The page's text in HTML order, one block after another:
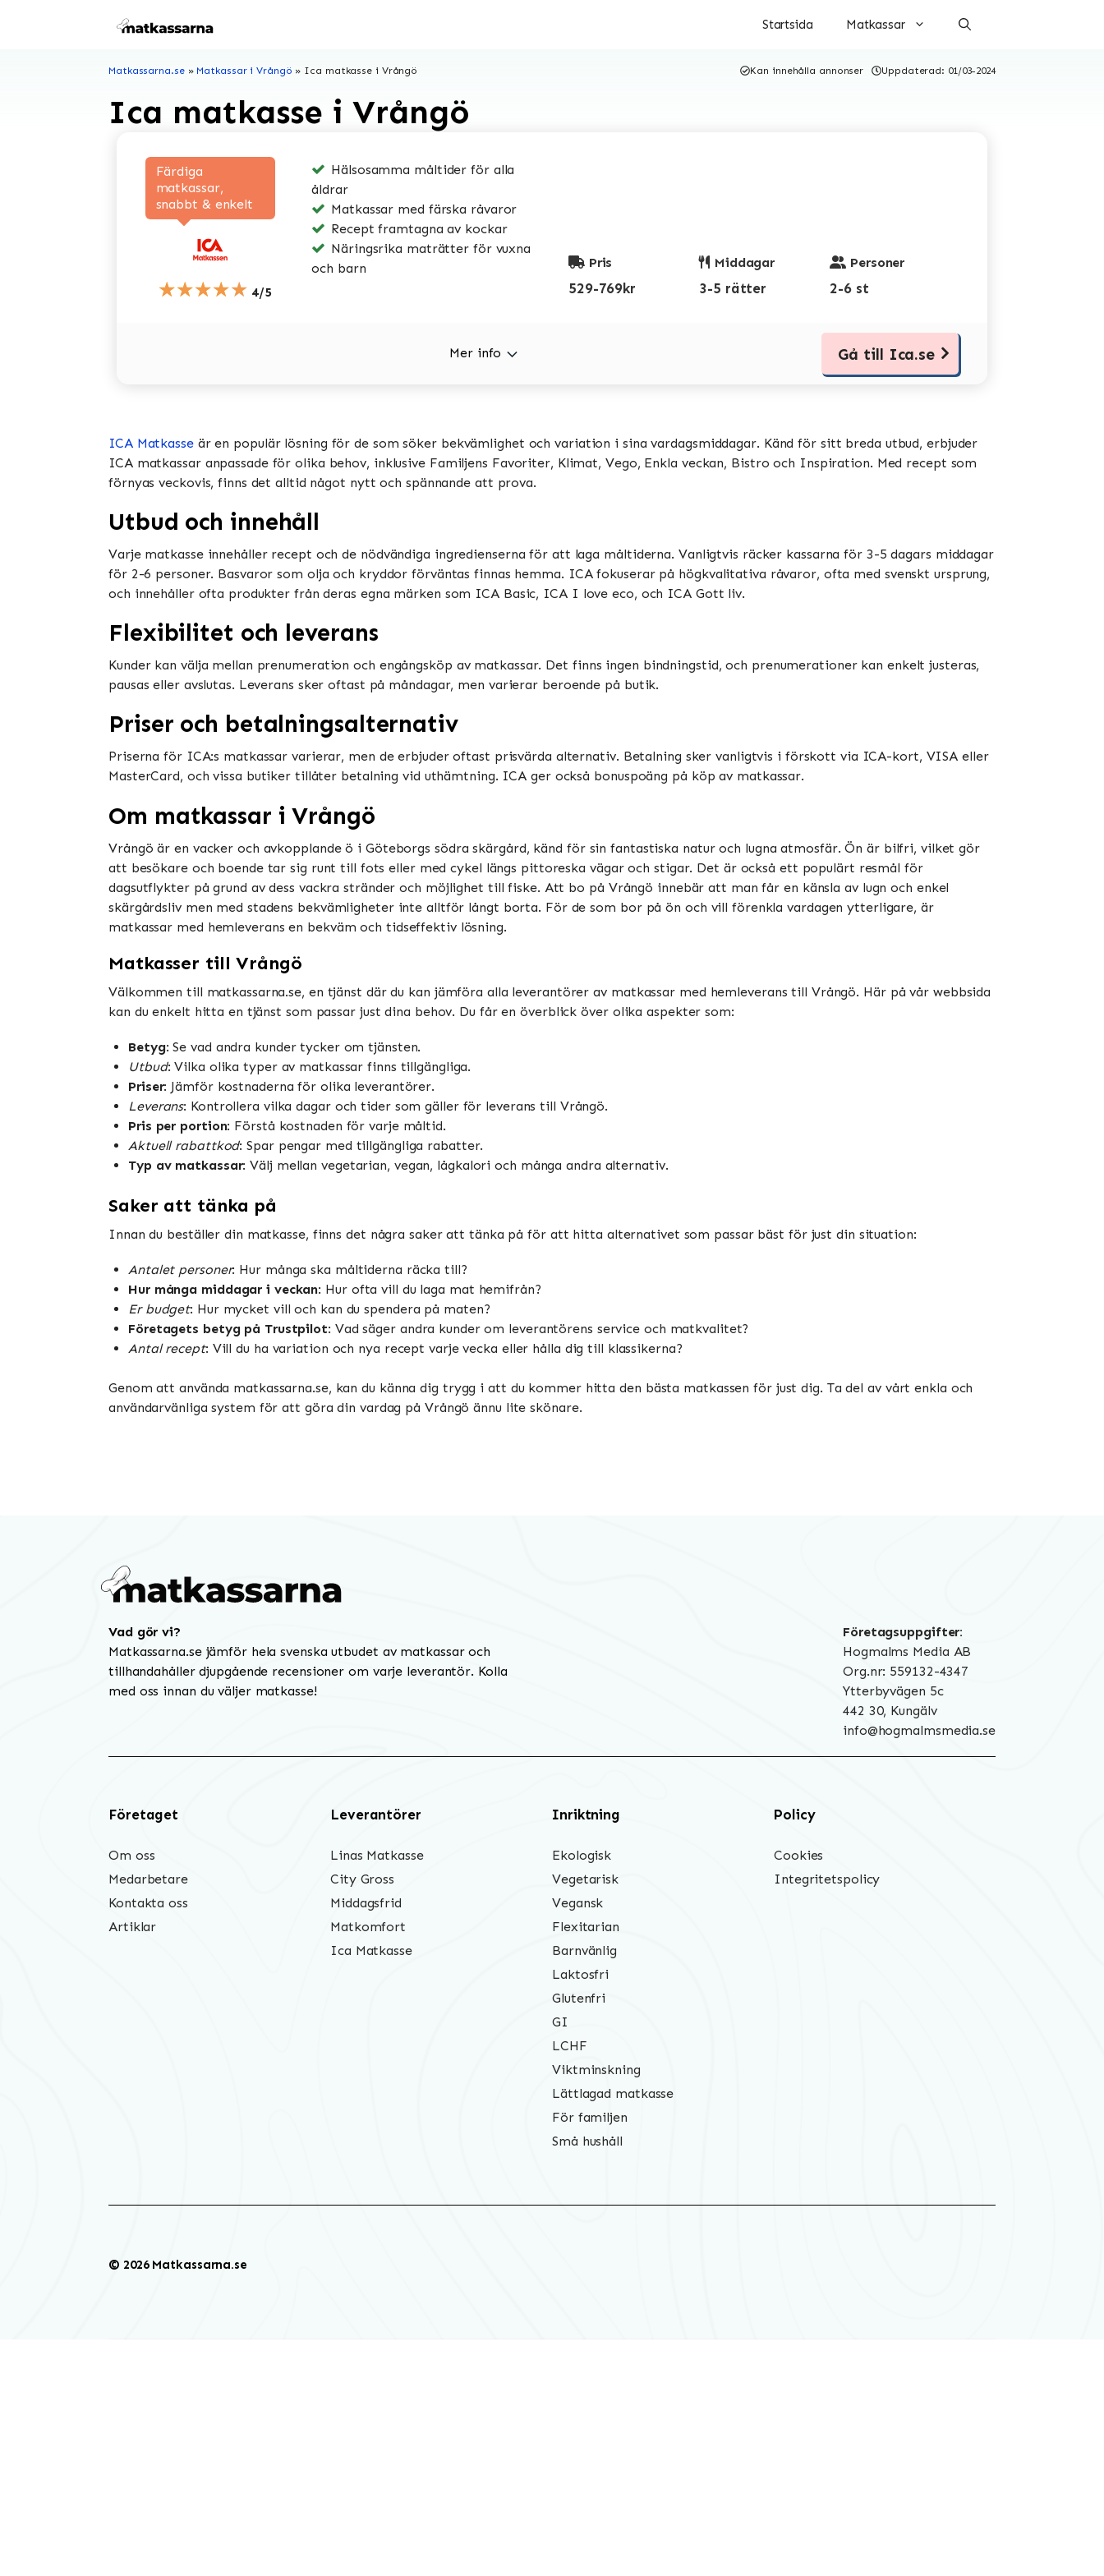
Startsida Matkassar
Matkassarna.se» Matkassar i Vrångö » Ica matkasse i Vrångö Kan innehålla annonser Uppdaterad: 01/03-2024
Ica matkasse i Vrångö
Färdiga
matkassar,
snabbt & enkelt
★★★★★ 4/5
Hälsosamma måltider för alla
åldrar
Matkassar med färska råvaror
Recept framtagna av kockar
Näringsrika maträtter för vuxna
och barn
Pris
529-769kr
Middagar
3-5 rätter
Personer
2-6 st
Mer info Gå till Ica.se
ICA Matkasseär en populär lösning för de som söker bekvämlighet och variation i sina vardagsmiddagar. Känd för sitt breda utbud, erbjuder
ICA matkassar anpassade för olika behov, inklusive Familjens Favoriter, Klimat, Vego, Enkla veckan, Bistro och Inspiration​​​​. Med recept som
förnyas veckovis, finns det alltid något nytt och spännande att prova​​.
Utbud och innehåll
Varje matkasse innehåller recept och de nödvändiga ingredienserna för att laga måltiderna. Vanligtvis räcker kassarna för 3-5 dagars middagar
för 2-6 personer. Basvaror som olja och kryddor förväntas finnas hemma​​. ICA fokuserar på högkvalitativa råvaror, ofta med svenskt ursprung,
och innehåller ofta produkter från deras egna märken som ICA Basic, ICA I love eco, och ICA Gott liv​​.
Flexibilitet och leverans
Kunder kan välja mellan prenumeration och engångsköp av matkassar. Det finns ingen bindningstid, och prenumerationer kan enkelt justeras,
pausas eller avslutas. Leverans sker oftast på måndagar, men varierar beroende på butik​​​​.
Priser och betalningsalternativ
Priserna för ICA:s matkassar varierar, men de erbjuder oftast prisvärda alternativ. Betalning sker vanligtvis i förskott via ICA-kort, VISA eller
MasterCard, och vissa butiker tillåter betalning vid uthämtning. ICA ger också bonuspoäng på köp av matkassar​​.
Om matkassar i Vrångö
Vrångö är en vacker och avkopplande ö i Göteborgs södra skärgård, känd för sin fantastiska natur och lugna atmosfär. Ön är bilfri, vilket gör
att besökare och boende tar sig runt till fots eller med cykel längs pittoreska vägar och stigar. Det är också ett populärt resmål för
dagsutflykter på grund av dess vackra stränder och möjlighet till fiske. Att bo på Vrångö innebär att man får en känsla av lugn och enkel
skärgårdsliv men med stadens bekvämligheter inte alltför långt borta. För de som bor på ön och vill förenkla vardagen ytterligare, är
matkassar med hemleverans en bekväm och tidseffektiv lösning.
Matkasser till Vrångö
Välkommen till matkassarna.se, en tjänst där du kan jämföra alla leverantörer av matkassar med hemleverans till Vrångö. Här på vår webbsida
kan du enkelt hitta en tjänst som passar just dina behov. Du får en överblick över olika aspekter som:
Betyg: Se vad andra kunder tycker om tjänsten.
Utbud: Vilka olika typer av matkassar finns tillgängliga.
Priser: Jämför kostnaderna för olika leverantörer.
Leverans: Kontrollera vilka dagar och tider som gäller för leverans till Vrångö.
Pris per portion: Förstå kostnaden för varje måltid.
Aktuell rabattkod: Spar pengar med tillgängliga rabatter.
Typ av matkassar: Välj mellan vegetarian, vegan, lågkalori och många andra alternativ.
Saker att tänka på
Innan du beställer din matkasse, finns det några saker att tänka på för att hitta alternativet som passar bäst för just din situation:
Antalet personer: Hur många ska måltiderna räcka till?
Hur många middagar i veckan: Hur ofta vill du laga mat hemifrån?
Er budget: Hur mycket vill och kan du spendera på maten?
Företagets betyg på Trustpilot: Vad säger andra kunder om leverantörens service och matkvalitet?
Antal recept: Vill du ha variation och nya recept varje vecka eller hålla dig till klassikerna?
Genom att använda matkassarna.se, kan du känna dig trygg i att du kommer hitta den bästa matkassen för just dig. Ta del av vårt enkla och
användarvänliga system för att göra din vardag på Vrångö ännu lite skönare.
Vad gör vi?
Matkassarna.se jämför hela svenska utbudet av matkassar och
tillhandahåller djupgående recensioner om varje leverantör. Kolla
med oss innan du väljer matkasse!
Företagsuppgifter:
Hogmalms Media AB
Org.nr: 559132-4347
Ytterbyvägen 5c
442 30, Kungälv
info@hogmalmsmedia.se
Företaget
Om oss
Medarbetare
Kontakta oss
Artiklar
Leverantörer
Linas Matkasse
City Gross
Middagsfrid
Matkomfort
Ica Matkasse
Inriktning
Ekologisk
Vegetarisk
Vegansk
Flexitarian
Barnvänlig
Laktosfri
Glutenfri
GI
LCHF
Viktminskning
Lättlagad matkasse
För familjen
Små hushåll
Policy
Cookies
Integritetspolicy
© 2026 Matkassarna.se